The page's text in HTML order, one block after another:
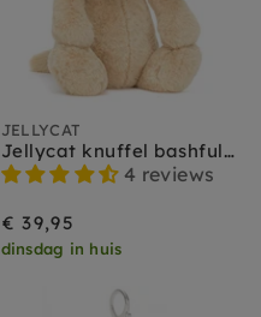
JELLYCAT
Jellycat knuffel bashful luxe puppy orlando
4 reviews
€ 39,95
dinsdag in huis